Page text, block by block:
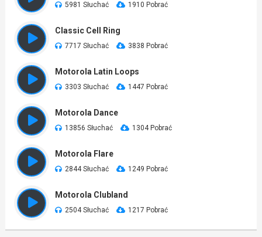
5981 Słuchać 1910 Pobrać
Classic Cell Ring
7717 Słuchać 3838 Pobrać
Motorola Latin Loops
3303 Słuchać 1447 Pobrać
Motorola Dance
13856 Słuchać 1304 Pobrać
Motorola Flare
2844 Słuchać 1249 Pobrać
Motorola Clubland
2504 Słuchać 1217 Pobrać